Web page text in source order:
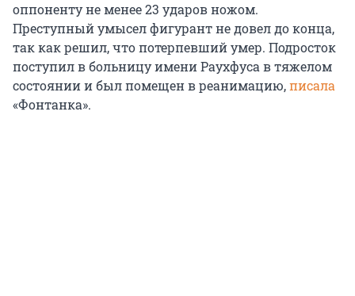
оппоненту не менее 23 ударов ножом.
Преступный умысел фигурант не довел до конца,
так как решил, что потерпевший умер. Подросток
поступил в больницу имени Раухфуса в тяжелом
состоянии и был помещен в реанимацию,писала
«Фонтанка».